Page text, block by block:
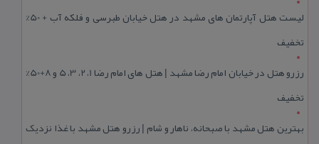
لیست هتل آپارتمان های مشهد در هتل خیابان طبرسی و فلکه آب + 50%
تخفیف
رزرو هتل در خیابان امام رضا مشهد | هتل‌ های امام رضا 1، 2، 3، 5 و 8+50%
تخفیف
بهترین هتل مشهد با صبحانه، ناهار و شام | رزرو هتل مشهد با غذا نزدیک